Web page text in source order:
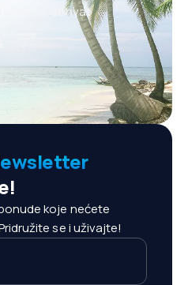
na dohvat
koje nećete
se i uživajte!